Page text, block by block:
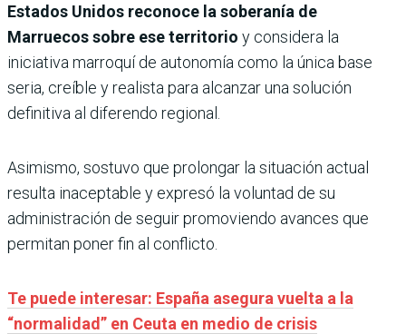
Estados Unidos reconoce la soberanía de
Marruecos sobre ese territorio y considera la
iniciativa marroquí de autonomía como la única base
seria, creíble y realista para alcanzar una solución
definitiva al diferendo regional.
Asimismo, sostuvo que prolongar la situación actual
resulta inaceptable y expresó la voluntad de su
administración de seguir promoviendo avances que
permitan poner fin al conflicto.
Te puede interesar: España asegura vuelta a la
“normalidad” en Ceuta en medio de crisis